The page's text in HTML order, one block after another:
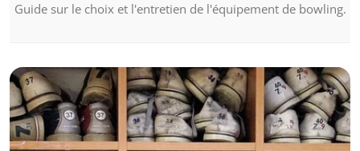
Guide sur le choix et l'entretien de l'équipement de bowling.